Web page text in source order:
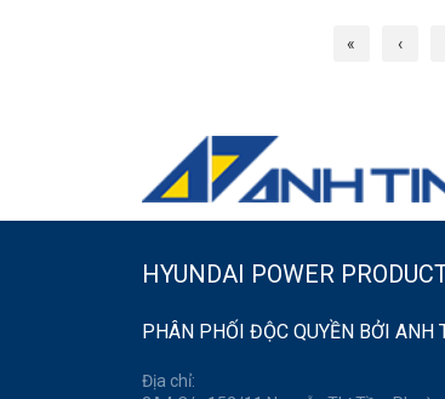
« ‹
HYUNDAI POWER
PHÂN PHỐI ĐỘC QUYỀN BỞI ANH
Địa chỉ: